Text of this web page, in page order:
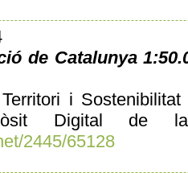
de Catalunya
i
Digital de
2445/65128